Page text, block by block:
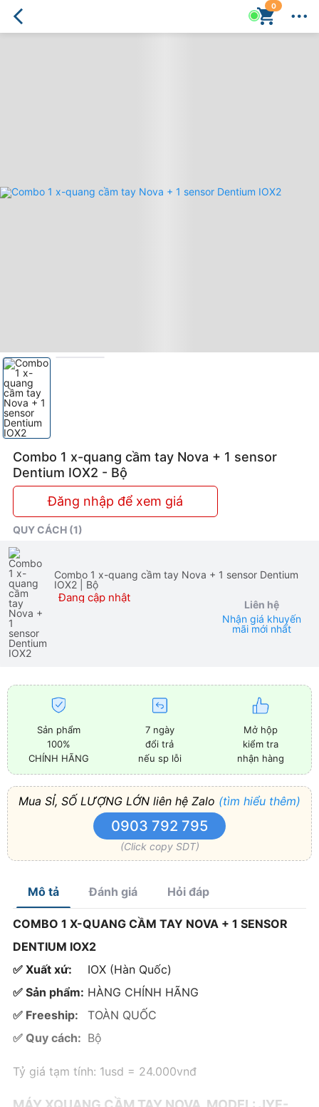
0
Combo
Nova
Combo 1 x-quang cầm tay Nova + 1 sensor
Dentium IOX2 - Bộ
Đăng nhập để xem giá
QUY CÁCH (1)
Combo 1 x-quang cầm tay Nova + 1 sensor Dentium
IOX2
| Bộ
Đang cập nhật
Liên hệ
Nhận giá khuyến
mãi mới nhất
Sản phẩm
100%
CHÍNH HÃNG
7 ngày
đổi trả
nếu sp lỗi
Mở hộp
kiểm tra
nhận hàng
Mua SỈ, SỐ LƯỢNG LỚN liên hệ Zalo (tìm hiểu thêm)
0903 792 795
(Click copy SDT)
Mô tả Đánh giá Hỏi đáp
COMBO 1 X-QUANG CẦM TAY NOVA + 1 SENSOR
DENTIUM IOX2
✅ Xuất xứ:
IOX (Hàn Quốc)
✅ Sản phẩm: HÀNG CHÍNH HÃNG
✅ Freeship:
TOÀN QUỐC
✅ Quy cách: Bộ
Tỷ giá tạm tính: 1usd = 24.000vnđ